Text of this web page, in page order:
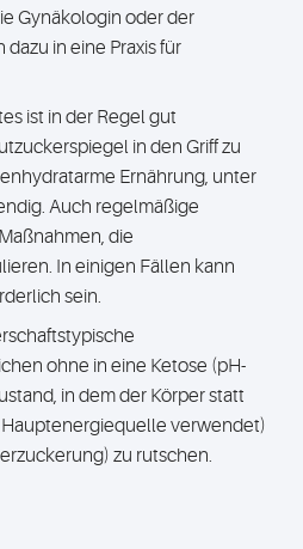
Gynäkologin oder der
in eine Praxis für
ist in der Regel gut
in den Griff zu
Ernährung, unter
Auch regelmäßige
die
In einigen Fällen kann
sein.
ohne in eine Ketose (pH-
in dem der Körper statt
verwendet)
zu rutschen.